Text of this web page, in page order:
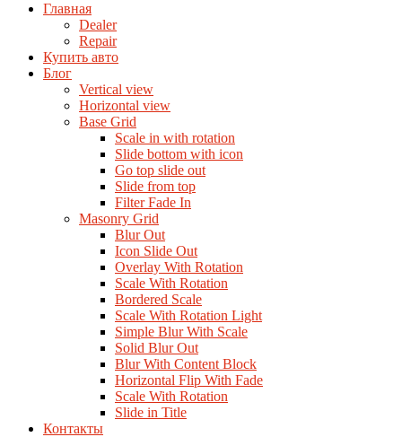
Главная
Dealer
Repair
Купить авто
Блог
Vertical view
Horizontal view
Base Grid
Scale in with rotation
Slide bottom with icon
Go top slide out
Slide from top
Filter Fade In
Masonry Grid
Blur Out
Icon Slide Out
Overlay With Rotation
Scale With Rotation
Bordered Scale
Scale With Rotation Light
Simple Blur With Scale
Solid Blur Out
Blur With Content Block
Horizontal Flip With Fade
Scale With Rotation
Slide in Title
Контакты